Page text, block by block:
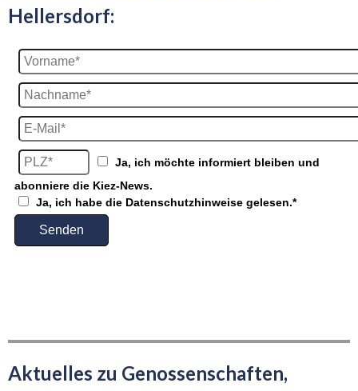
Hellersdorf:
Aktuelles zu Genossenschaften,